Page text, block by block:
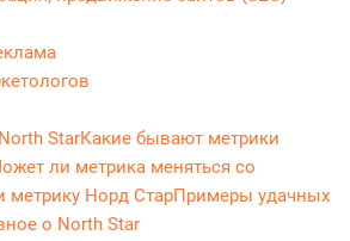
StarКакие бывают метрики
ли метрика меняться со
метрику Норд CтарПримеры удачных
о North Star